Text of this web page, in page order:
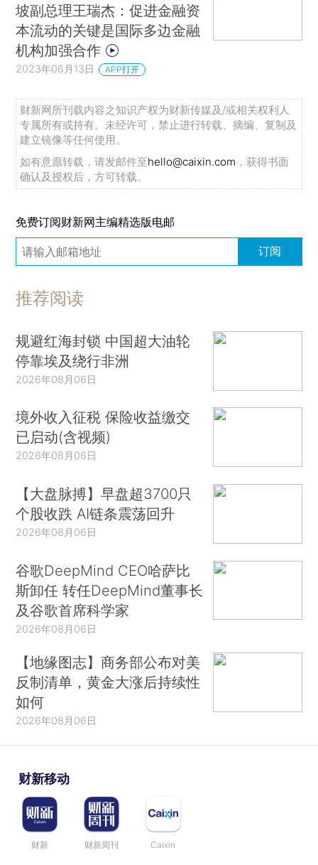
坡副总理王瑞杰：促进金融资
本流动的关键是国际多边金融
机构加强合作
2023年06月13日 APP打开
财新网所刊载内容之知识产权为财新传媒及/或相关权利人
专属所有或持有。未经许可，禁止进行转载、摘编、复制及
建立镜像等任何使用。
如有意愿转载，请发邮件至hello@caixin.com ，获得书面
确认及授权后，方可转载。
免费订阅财新网主编精选版电邮
订阅
推荐阅读
规避红海封锁 中国超大油轮
停靠埃及绕行非洲
2026年08月06日
境外收入征税 保险收益缴交
已启动(含视频)
2026年08月06日
【大盘脉搏】早盘超3700只
个股收跌 AI链条震荡回升
2026年08月06日
谷歌DeepMind CEO哈萨比
斯卸任 转任DeepMind董事长
及谷歌首席科学家
2026年08月06日
【地缘图志】商务部公布对美
反制清单，黄金大涨后持续性
如何
2026年08月06日
财新移动
财新 财新周刊 Caixin